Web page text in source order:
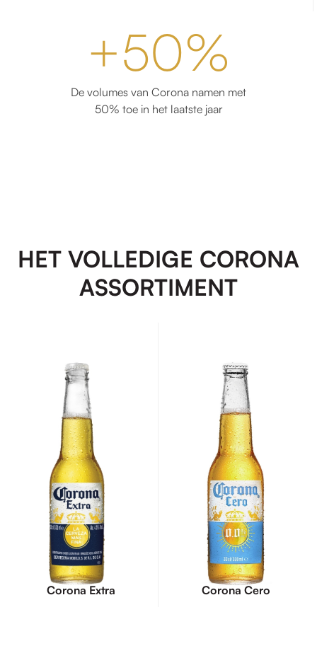
+50%
De volumes van Corona namen met
50% toe in het laatste jaar
HET VOLLEDIGE CORONA
ASSORTIMENT
Corona Extra Corona Cero